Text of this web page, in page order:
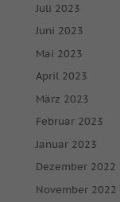
Juli 2023
Juni 2023
Mai 2023
April 2023
März 2023
Februar 2023
Januar 2023
Dezember 2022
November 2022